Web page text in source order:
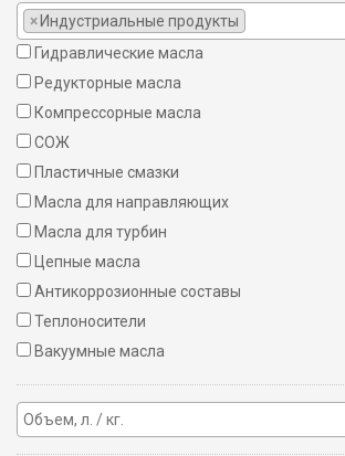
× Индустриальные продукты
Гидравлические масла
Редукторные масла
Компрессорные масла
СОЖ
Пластичные смазки
Масла для направляющих
Масла для турбин
Цепные масла
Антикоррозионные составы
Теплоносители
Вакуумные масла